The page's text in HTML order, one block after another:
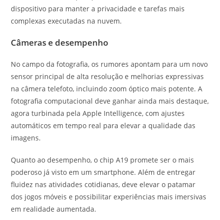
dispositivo para manter a privacidade e tarefas mais
complexas executadas na nuvem.
Câmeras e desempenho
No campo da fotografia, os rumores apontam para um novo
sensor principal de alta resolução e melhorias expressivas
na câmera telefoto, incluindo zoom óptico mais potente. A
fotografia computacional deve ganhar ainda mais destaque,
agora turbinada pela Apple Intelligence, com ajustes
automáticos em tempo real para elevar a qualidade das
imagens.
Quanto ao desempenho, o chip A19 promete ser o mais
poderoso já visto em um smartphone. Além de entregar
fluidez nas atividades cotidianas, deve elevar o patamar
dos jogos móveis e possibilitar experiências mais imersivas
em realidade aumentada.